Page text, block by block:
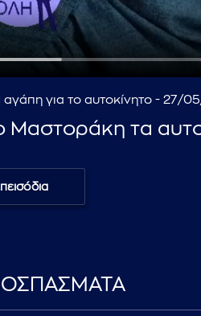
για το αυτοκίνητο - 27/
Μαστοράκη τα